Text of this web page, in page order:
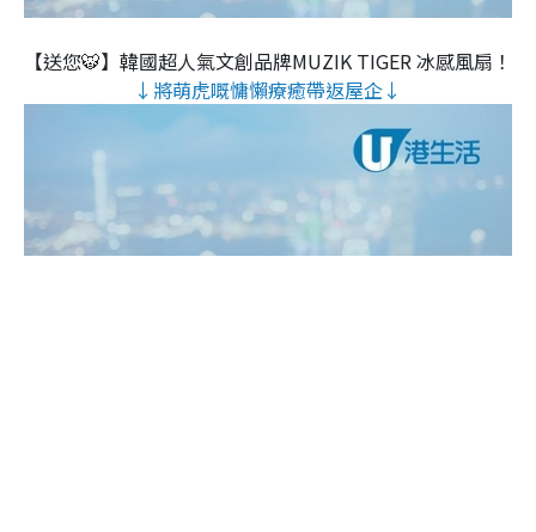
【送您🐯】韓國超人氣文創品牌MUZIK TIGER 冰感風扇！
↓將萌虎嘅慵懶療癒帶返屋企↓